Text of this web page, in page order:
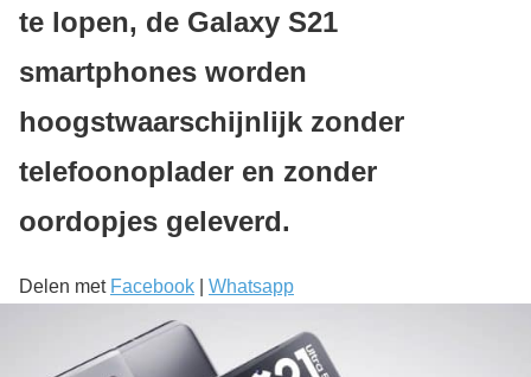
te lopen, de Galaxy S21
smartphones worden
hoogstwaarschijnlijk zonder
telefoonoplader en zonder
oordopjes geleverd.
Delen met Facebook Whatsapp